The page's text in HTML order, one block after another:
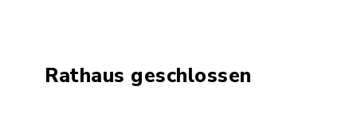
Rathaus geschlossen